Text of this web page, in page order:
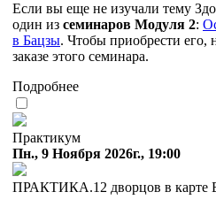
Если вы еще не изучали тему
один из семинаров Модуля 2:
в Бацзы. Чтобы приобрести
заказе этого семинара.
Подробнее
Практикум
Пн., 9 Ноября 2026г., 19:00
ПРАКТИКА.12 дворцов в карте